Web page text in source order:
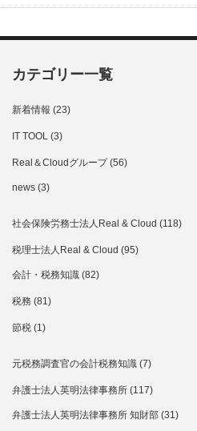
カテゴリー一覧
新着情報 (23)
IT TOOL (3)
Real＆Cloudグループ(56)
news (3)
社会保険労務士法人Real & Cloud (118)
税理士法人Real & Cloud (95)
会計・税務知識 (82)
税務 (81)
節税 (1)
元税務調査官の会計税務知識 (7)
弁護士法人英明法律事務所 (117)
弁護士法人英明法律事務所 知財部 (31)